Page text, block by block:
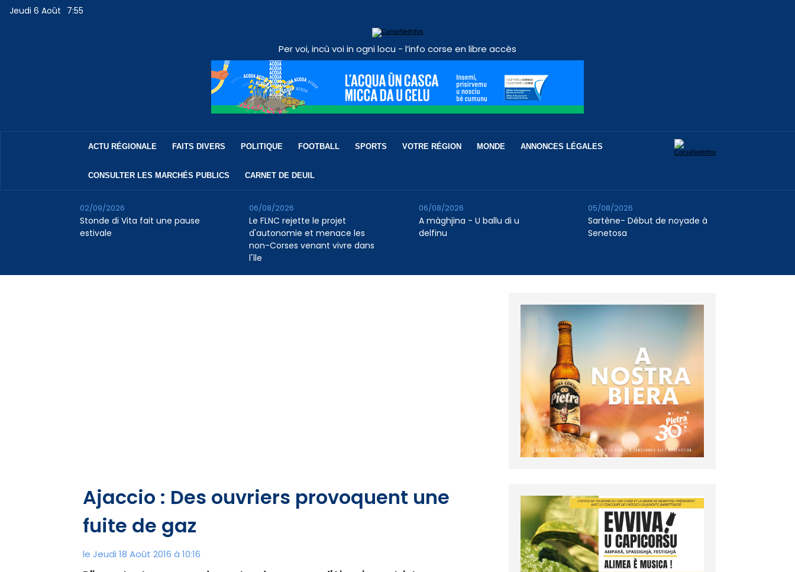
Jeudi 6 Août 7:55
Per voi, incù voi in ogni locu - l’info corse en libre accès
ACTU RÉGIONALE FAITS DIVERS POLITIQUE FOOTBALL SPORTS VOTRE RÉGION MONDE ANNONCES LÉGALES
CONSULTER LES MARCHÉS PUBLICS CARNET DE DEUIL
Stonde di Vita fait une pause
estivale
02/09/2026
Le FLNC rejette le projet
d'autonomie et menace les
non-Corses venant vivre dans
l'île
06/08/2026
A màghjina - U ballu di u
delfinu
06/08/2026
Sartène- Début de noyade à
Senetosa
05/08/2026
Ajaccio : Des ouvriers provoquent une
fuite de gaz
le Jeudi 18 Août 2016 à 10:16